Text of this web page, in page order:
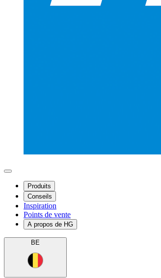
Produits
Conseils
Inspiration
Points de vente
A propos de HG
BE